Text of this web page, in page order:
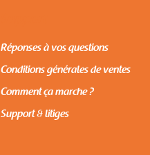
Réponses à vos questions
Conditions générales de ventes
Comment ça marche ?
Support & litiges